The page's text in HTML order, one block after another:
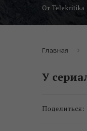
От Telekritika
Главная
У
Поделиться: